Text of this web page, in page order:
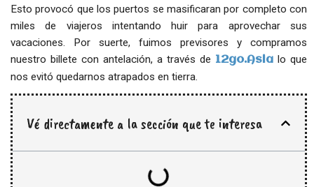
Esto provocó que los puertos se masificaran por completo con
miles de viajeros intentando huir para aprovechar sus
vacaciones. Por suerte, fuimos previsores y compramos
nuestro billete con antelación, a través de 12go.Asia lo que
nos evitó quedarnos atrapados en tierra.
Vé directamente a la sección que te interesa